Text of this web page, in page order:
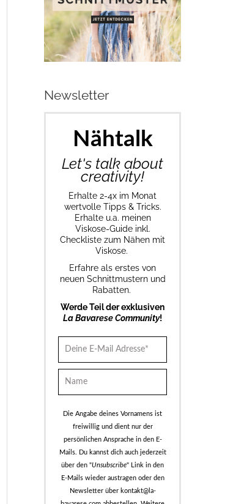
Newsletter
Nähtalk
Let's talk about
creativity!
Erhalte 2-4x im Monat
wertvolle Tipps & Tricks.
Erhalte u.a. meinen
Viskose-Guide inkl.
Checkliste zum Nähen mit
Viskose.
Erfahre als erstes von
neuen Schnittmustern und
Rabatten.
Werde Teil der exklusiven
La Bavarese Community!
Die Angabe deines Vornamens ist
freiwillig und dient nur der
persönlichen Ansprache in den E-
Mails. Du kannst dich auch jederzeit
über den "Unsubscribe" Link in den
E-Mails wieder austragen oder den
Newsletter über kontakt@la-